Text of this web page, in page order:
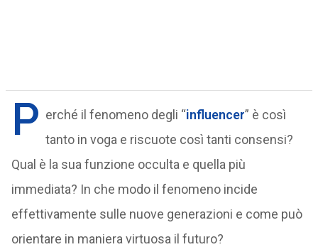
P erché il fenomeno degli “influencer” è così
tanto in voga e riscuote così tanti consensi?
Qual è la sua funzione occulta e quella più
immediata? In che modo il fenomeno incide
effettivamente sulle nuove generazioni e come può
orientare in maniera virtuosa il futuro?